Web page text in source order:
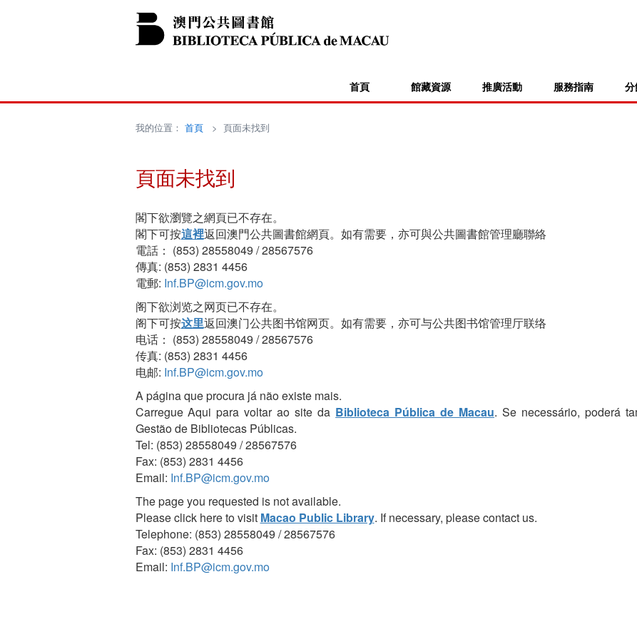
首頁 館藏資源 推廣活動 服務指南
我的位置： 首頁> 頁面未找到
頁面未找到
閣下欲瀏覽之網頁已不存在。
閣下可按這裡返回澳門公共圖書館網頁。如有需要，亦可與公共圖書館管理廳聯絡
電話： (853) 28558049 / 28567576
傳真: (853) 2831 4456
電郵: Inf.BP@icm.gov.mo
阁下欲浏览之网页已不存在。
阁下可按这里返回澳门公共图书馆网页。如有需要，亦可与公共图书馆管理厅联络
电话： (853) 28558049 / 28567576
传真: (853) 2831 4456
电邮: Inf.BP@icm.gov.mo
A página que procura já não existe mais.
Carregue Aqui para voltar ao site da Biblioteca Pública de Macau. Se necessário, poderá
Gestão de Bibliotecas Públicas.
Tel: (853) 28558049 / 28567576
Fax: (853) 2831 4456
Email: Inf.BP@icm.gov.mo
The page you requested is not available.
Please click here to visit Macao Public Library. If necessary, please contact us.
Telephone: (853) 28558049 / 28567576
Fax: (853) 2831 4456
Email: Inf.BP@icm.gov.mo